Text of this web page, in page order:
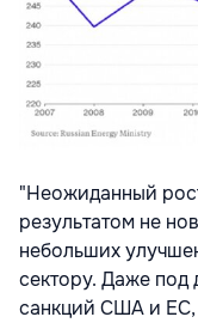
"Неожиданный
результатом не
небольших
сектору. Даже под
санкций США и ЕС,